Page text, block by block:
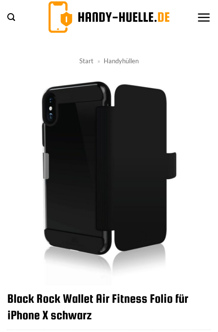
Inhalt
Start » Handyhüllen
Black Rock Wallet Air Fitness Folio für
iPhone X schwarz